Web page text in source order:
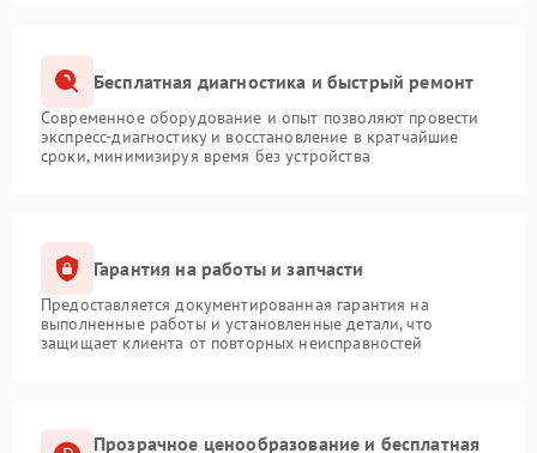
Бесплатная диагностика и быстрый ремонт
Современное оборудование и опыт позволяют провести
экспресс-диагностику и восстановление в кратчайшие
сроки, минимизируя время без устройства
Гарантия на работы и запчасти
Предоставляется документированная гарантия на
выполненные работы и установленные детали, что
защищает клиента от повторных неисправностей
Прозрачное ценообразование и бесплатная